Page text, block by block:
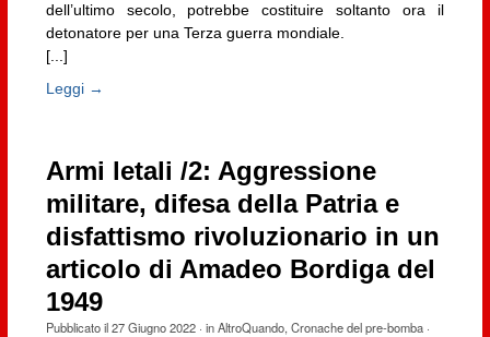
dell’ultimo secolo, potrebbe costituire soltanto ora il
detonatore per una Terza guerra mondiale.
[...]
Leggi →
Armi letali /2: Aggressione
militare, difesa della Patria e
disfattismo rivoluzionario in un
articolo di Amadeo Bordiga del
1949
Pubblicato il27 Giugno 2022· inAltroQuando, Cronache del pre-bomba·